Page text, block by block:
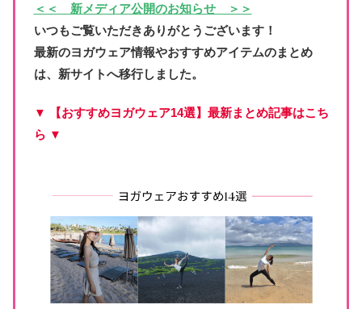
＜＜ 新メディア公開のお知らせ ＞＞
いつもご覧いただきありがとうございます！
最新のヨガウェア情報やおすすめアイテムのまとめ
は、新サイトへ移行しました。
▼ 【おすすめヨガウェア14選】最新まとめ記事はこち
ら ▼